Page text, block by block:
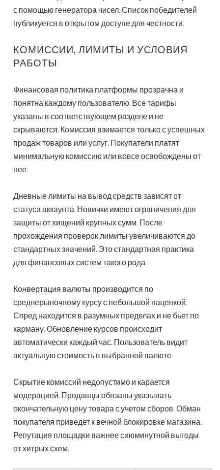
с помощью генератора чисел. Список победителей
публикуется в открытом доступе для честности.
КОМИССИИ, ЛИМИТЫ И УСЛОВИЯ
РАБОТЫ
Финансовая политика платформы прозрачна и
понятна каждому пользователю. Все тарифы
указаны в соответствующем разделе и не
скрываются. Комиссия взимается только с успешных
продаж товаров или услуг. Покупатели платят
минимальную комиссию или вовсе освобождены от
нее.
Дневные лимиты на вывод средств зависят от
статуса аккаунта. Новички имеют ограничения для
защиты от хищений крупных сумм. После
прохождения проверок лимиты увеличиваются до
стандартных значений. Это стандартная практика
для финансовых систем такого рода.
Конвертация валюты производится по
среднерыночному курсу с небольшой наценкой.
Спред находится в разумных пределах и не бьет по
карману. Обновление курсов происходит
автоматически каждый час. Пользователь видит
актуальную стоимость в выбранной валюте.
Скрытие комиссий недопустимо и карается
модерацией. Продавцы обязаны указывать
окончательную цену товара с учетом сборов. Обман
покупателя приведет к вечной блокировке магазина.
Репутация площадки важнее сиюминутной выгоды
от хитрых схем.